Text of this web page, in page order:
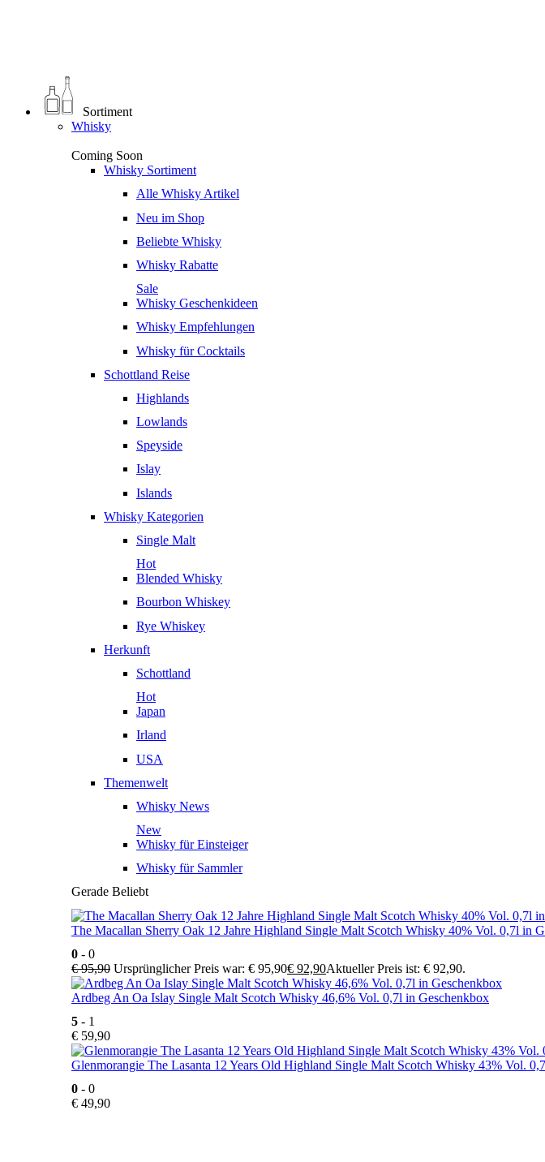
Sortiment
Whisky
Coming Soon
Whisky Sortiment
Alle Whisky Artikel
Neu im Shop
Beliebte Whisky
Whisky Rabatte
Sale
Whisky Geschenkideen
Whisky Empfehlungen
Whisky für Cocktails
Schottland Reise
Highlands
Lowlands
Speyside
Islay
Islands
Whisky Kategorien
Single Malt
Hot
Blended Whisky
Bourbon Whiskey
Rye Whiskey
Herkunft
Schottland
Hot
Japan
Irland
USA
Themenwelt
Whisky News
New
Whisky für Einsteiger
Whisky für Sammler
Gerade Beliebt
The Macallan Sherry Oak 12 Jahre Highland Single Malt Scotch Whisky 40% Vol. 0,7l in
0 - 0
€95,90 Ursprünglicher Preis war: € 95,90€ 92,90Aktueller Preis ist: € 92,90.
Ardbeg An Oa Islay Single Malt Scotch Whisky 46,6% Vol. 0,7l in Geschenkbox
5 - 1
€ 59,90
Glenmorangie The Lasanta 12 Years Old Highland Single Malt Scotch Whisky 43% Vol.
0 - 0
€ 49,90